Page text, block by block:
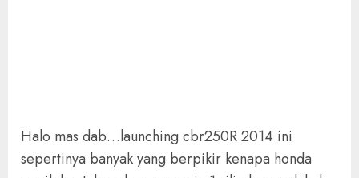
Halo mas dab…launching cbr250R 2014 ini
sepertinya banyak yang berpikir kenapa honda